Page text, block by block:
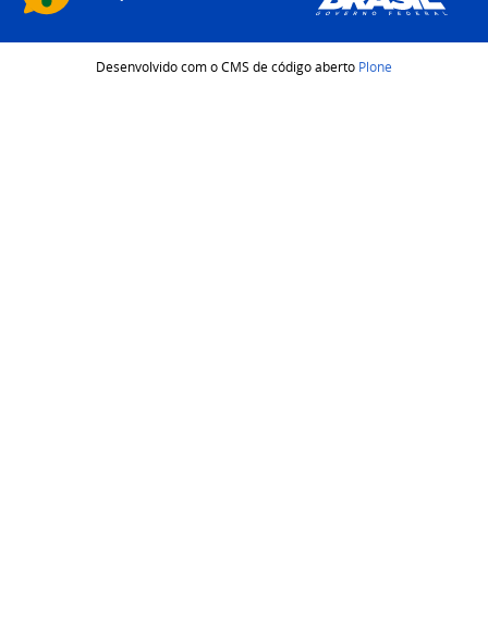
Desenvolvido com o CMS de código aberto Plone